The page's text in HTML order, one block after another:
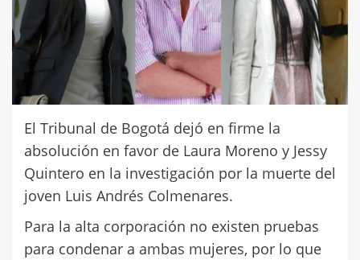
El Tribunal de Bogotá dejó en firme la
absolución en favor de Laura Moreno y Jessy
Quintero en la investigación por la muerte del
joven Luis Andrés Colmenares.
Para la alta corporación no existen pruebas
para condenar a ambas mujeres, por lo que